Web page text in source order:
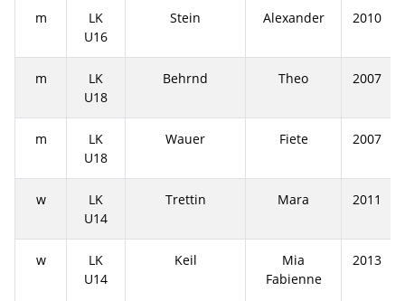
m
LK
U16
Stein Alexander 2010
m
LK
U18
Behrnd Theo 2007
m
LK
U18
Wauer Fiete 2007
w
LK
U14
Trettin Mara 2011
w
LK
U14
Keil
Mia
Fabienne
2013